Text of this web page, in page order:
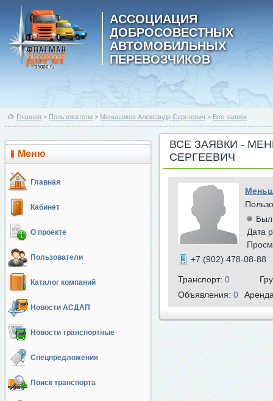
АССОЦИАЦИЯ
ДОБРОСОВЕСТНЫХ
АВТОМОБИЛЬНЫХ
ПЕРЕВОЗЧИКОВ
Главная > Пользователи > Меньшиков Александр Сергеевич > Все заявки
Меню
Главная
Кабинет
О проекте
Пользователи
Каталог компаний
Новости АСДАП
Новости транспортные
Спецпредложения
Поиск транспорта
ВСЕ ЗАЯВКИ -
СЕРГЕЕВИЧ
Был
Дата
+7 (902) 478-08-88
Транспорт: 0
Объявления: 0